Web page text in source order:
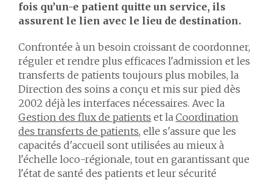
fois qu’un-e patient quitte un service, ils
assurent le lien avec le lieu de destination.
Confrontée à un besoin croissant de coordonner,
réguler et rendre plus efficaces l'admission et les
transferts de patients toujours plus mobiles, la
Direction des soins a conçu et mis sur pied dès
2002 déjà les interfaces nécessaires. Avec la
Gestion des flux de patients et la Coordination
des transferts de patients, elle s'assure que les
capacités d'accueil sont utilisées au mieux à
l'échelle loco-régionale, tout en garantissant que
l'état de santé des patients et leur sécurité